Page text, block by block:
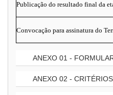
Publicação do resultado final da
Convocação para assinatura do
ANEXO 01 -
ANEXO 02 -